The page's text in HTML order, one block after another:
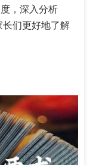
，深入分析
们更好地了解